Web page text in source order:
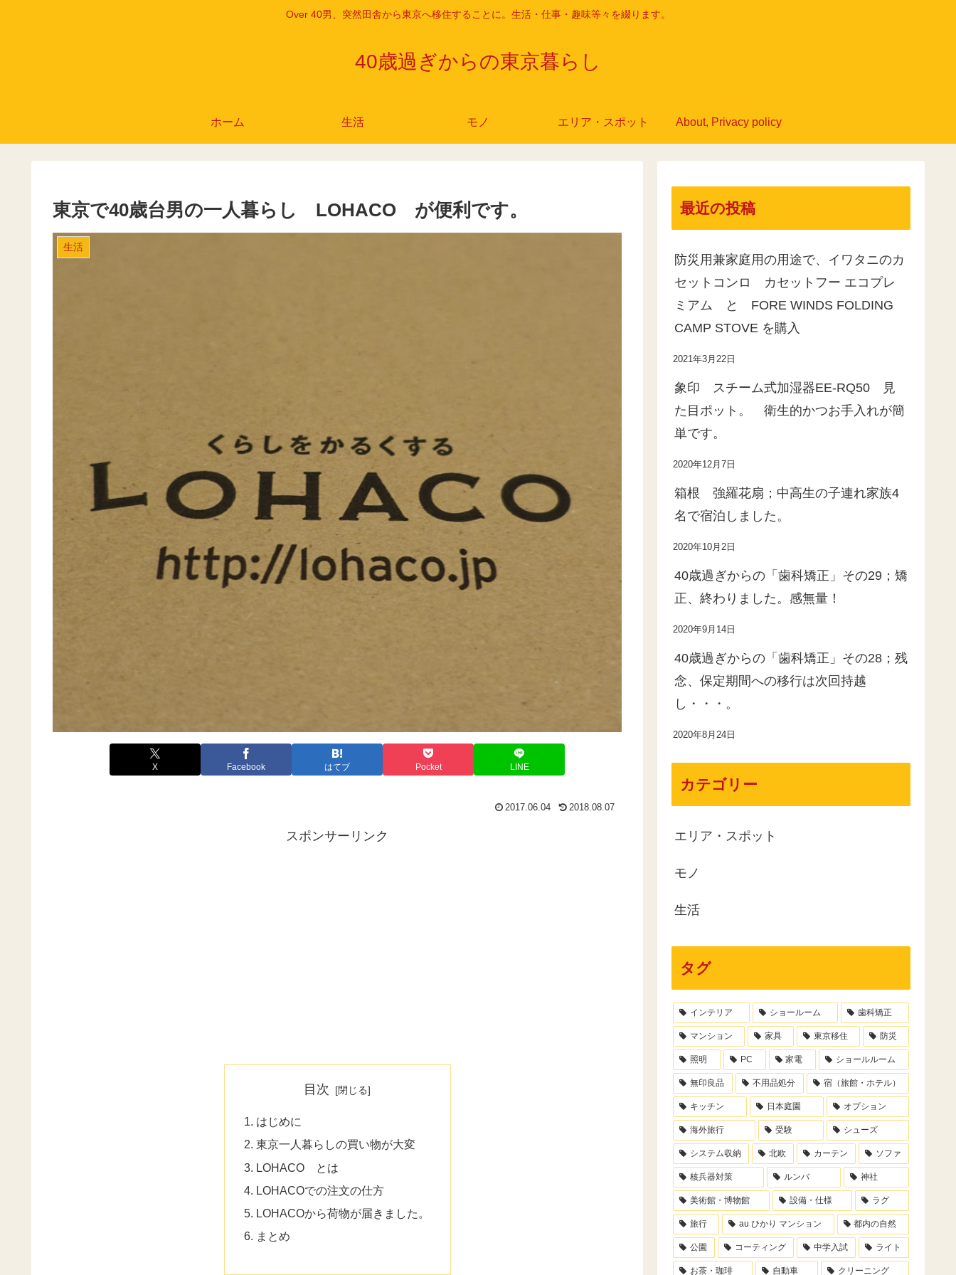
Over 40男、突然田舎から東京へ移住することに。生活・仕事・趣味等々を綴ります。
40歳過ぎからの東京暮らし
ホーム 生活 モノ エリア・スポット About, Privacy policy
東京で40歳台男の一人暮らし LOHACO が便利です。
生活
X Facebook はてブ Pocket LINE
2017.06.04 2018.08.07
スポンサーリンク
目次
はじめに
東京一人暮らしの買い物が大変
LOHACO とは
LOHACOでの注文の仕方
LOHACOから荷物が届きました。
まとめ
最近の投稿
防災用兼家庭用の用途で、イワタニのカ
セットコンロ カセットフー エコプレ
ミアム と FORE WINDS FOLDING
CAMP STOVE を購入
2021年3月22日
象印 スチーム式加湿器EE-RQ50 見
た目ポット。 衛生的かつお手入れが簡
単です。
2020年12月7日
箱根 強羅花扇；中高生の子連れ家族4
名で宿泊しました。
2020年10月2日
40歳過ぎからの「歯科矯正」その29；矯
正、終わりました。感無量！
2020年9月14日
40歳過ぎからの「歯科矯正」その28；残
念、保定期間への移行は次回持越
し・・・。
2020年8月24日
カテゴリー
エリア・スポット
モノ
生活
タグ
インテリア ショールーム 歯科矯正
マンション 家具 東京移住 防災
照明 PC 家電 ショールルーム
無印良品 不用品処分 宿（旅館・ホテル）
キッチン 日本庭園 オプション
海外旅行 受験 シューズ
システム収納 北欧 カーテン ソファ
核兵器対策 ルンバ 神社
美術館・博物館 設備・仕様 ラグ
旅行 au ひかり マンション 都内の自然
公園 コーティング 中学入試 ライト
お茶・珈琲 自動車 クリーニング